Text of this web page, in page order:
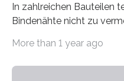
In zahlreichen Bauteilen
Bindenähte nicht zu
Matrixmaterials eine
More than 1 year ago